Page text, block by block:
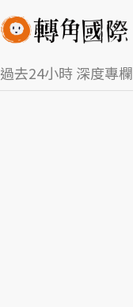
過去24小時深度專欄